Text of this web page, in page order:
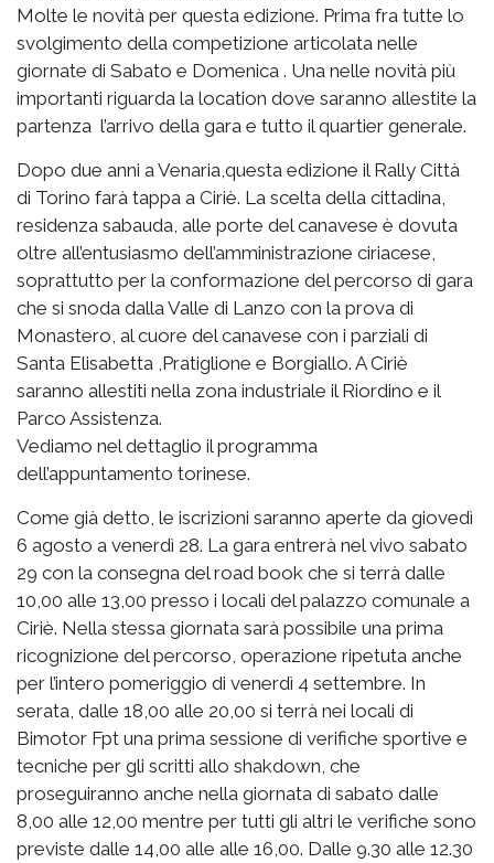
Molte le novità per questa edizione. Prima fra tutte lo
svolgimento della competizione articolata nelle
giornate di Sabato e Domenica . Una nelle novità più
importanti riguarda la location dove saranno allestite la
partenza l’arrivo della gara e tutto il quartier generale.
Dopo due anni a Venaria,questa edizione il Rally Città
di Torino farà tappa a Ciriè. La scelta della cittadina,
residenza sabauda, alle porte del canavese è dovuta
oltre all’entusiasmo dell’amministrazione ciriacese,
soprattutto per la conformazione del percorso di gara
che si snoda dalla Valle di Lanzo con la prova di
Monastero, al cuore del canavese con i parziali di
Santa Elisabetta ,Pratiglione e Borgiallo. A Ciriè
saranno allestiti nella zona industriale il Riordino e il
Parco Assistenza.
Vediamo nel dettaglio il programma
dell’appuntamento torinese.
Come già detto, le iscrizioni saranno aperte da giovedì
6 agosto a venerdì 28. La gara entrerà nel vivo sabato
29 con la consegna del road book che si terrà dalle
10,00 alle 13,00 presso i locali del palazzo comunale a
Ciriè. Nella stessa giornata sarà possibile una prima
ricognizione del percorso, operazione ripetuta anche
per l’intero pomeriggio di venerdì 4 settembre. In
serata, dalle 18,00 alle 20,00 si terrà nei locali di
Bimotor Fpt una prima sessione di verifiche sportive e
tecniche per gli scritti allo shakdown, che
proseguiranno anche nella giornata di sabato dalle
8,00 alle 12,00 mentre per tutti gli altri le verifiche sono
previste dalle 14,00 alle alle 16,00. Dalle 9.30 alle 12.30